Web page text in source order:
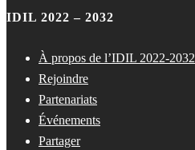
IDIL 2022 – 2032
À propos de l’IDIL 2022-2032
Rejoindre
Partenariats
Événements
Partager